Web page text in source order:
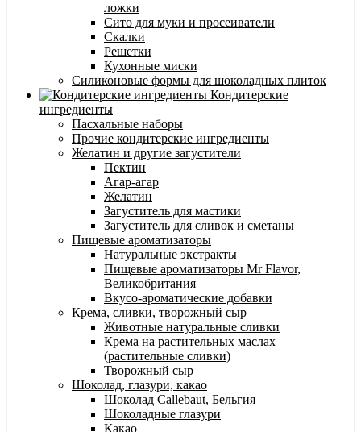
ложки
Сито для муки и просеиватели
Скалки
Решетки
Кухонные миски
Силиконовые формы для шоколадных плиток
Кондитерские
ингредиенты
Пасхальные наборы
Прочие кондитерские ингредиенты
Желатин и другие загустители
Пектин
Агар-агар
Желатин
Загуститель для мастики
Загуститель для сливок и сметаны
Пищевые ароматизаторы
Натуральные экстракты
Пищевые ароматизаторы Mr Flavor,
Великобритания
Вкусо-ароматические добавки
Крема, сливки, творожный сыр
Животные натуральные сливки
Крема на растительных маслах
(растительные сливки)
Творожный сыр
Шоколад, глазури, какао
Шоколад Callebaut, Бельгия
Шоколадные глазури
Какао